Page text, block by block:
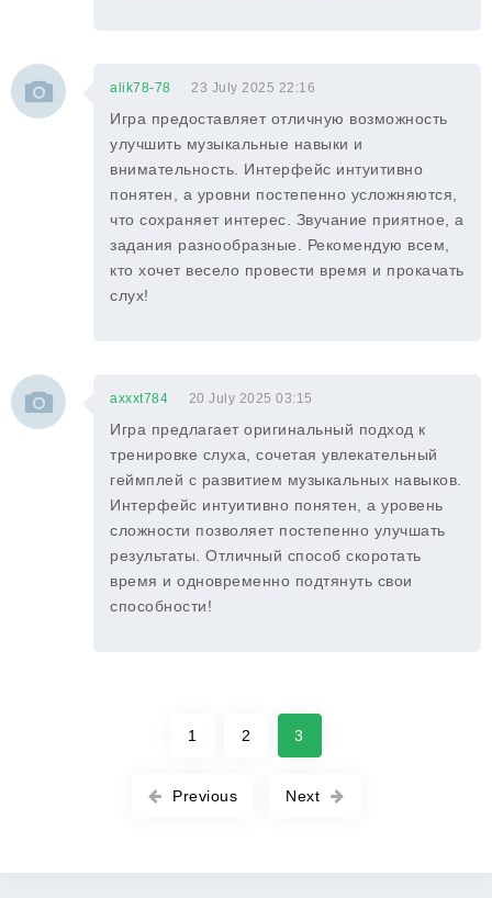
alik78-78 23 July 2025 22:16
Игра предоставляет отличную возможность
улучшить музыкальные навыки и
внимательность. Интерфейс интуитивно
понятен, а уровни постепенно усложняются,
что сохраняет интерес. Звучание приятное, а
задания разнообразные. Рекомендую всем,
кто хочет весело провести время и прокачать
слух!
axxxt784 20 July 2025 03:15
Игра предлагает оригинальный подход к
тренировке слуха, сочетая увлекательный
геймплей с развитием музыкальных навыков.
Интерфейс интуитивно понятен, а уровень
сложности позволяет постепенно улучшать
результаты. Отличный способ скоротать
время и одновременно подтянуть свои
способности!
Previous
1 2 3
Next